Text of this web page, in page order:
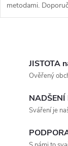
metodami.
použít jen...
JISTOTA
Ověřený
Sváření je